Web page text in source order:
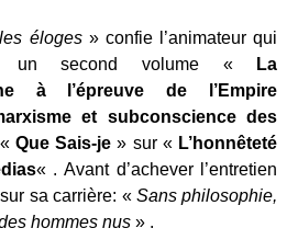
éloges» confie l’animateur qui
un second volume «
La
à l’épreuve de l’Empire
et subconscience des
Que Sais-je » sur « L’honnêteté
« . Avant d’achever l’entretien
sa carrière: « Sans philosophie,
hommes nus» .